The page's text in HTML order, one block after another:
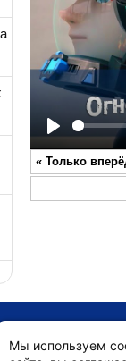
Play
« Только
Мы используем